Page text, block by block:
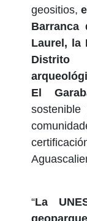
geositios,
Barranca
Laurel, la
El
“La